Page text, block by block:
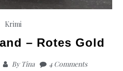
Krimi
– Rotes Gold
ByTina 4 Comments